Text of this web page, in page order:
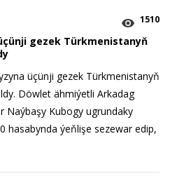
1510
gezek Türkmenistanyň
üçünji gezek Türkmenistanyň
Döwlet ähmiýetli Arkadag
Naýbaşy Kubogy ugrundaky
hasabynda ýeňlişe sezewar edip,